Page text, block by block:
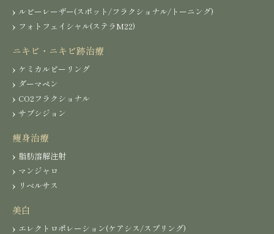
ルビーレーザー(スポット/フラクショナル/トーニング)
フォトフェイシャル(ステラM22)
ニキビ・ニキビ跡治療
ケミカルピーリング
ダーマペン
CO2フラクショナル
サブシジョン
痩身治療
脂肪溶解注射
マンジャロ
リベルサス
美白
エレクトロポレーション(ケアシス/スプリング)